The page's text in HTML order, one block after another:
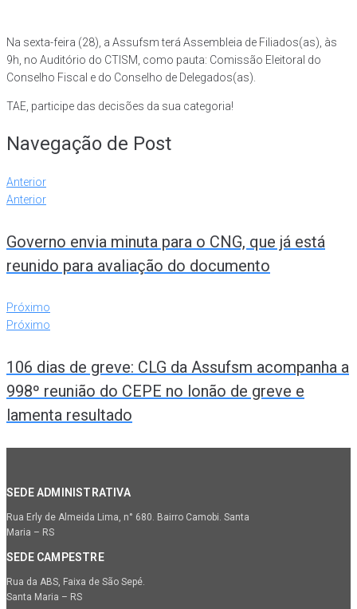
Na sexta-feira (28), a Assufsm terá Assembleia de Filiados(as), às
9h, no Auditório do CTISM, como pauta: Comissão Eleitoral do
Conselho Fiscal e do Conselho de Delegados(as).
TAE, participe das decisões da sua categoria!
Navegação de Post
Anterior
Anterior
Governo envia minuta para o CNG, que já está
reunido para avaliação do documento
Próximo
Próximo
106 dias de greve: CLG da Assufsm acompanha a
998º reunião do CEPE no lonão de greve e
lamenta resultado
SEDE ADMINISTRATIVA
Rua Erly de Almeida Lima, n° 680. Bairro Camobi. Santa
Maria – RS
SEDE CAMPESTRE
Rua da ABS, Faixa de São Sepé.
Santa Maria – RS